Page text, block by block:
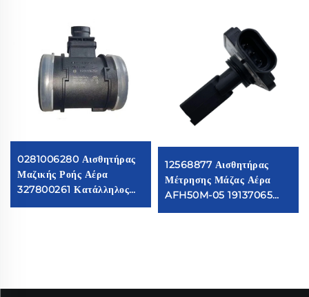
0281006280 Αισθητήρας
Μαζικής Ροής Αέρα
327800261 Κατάλληλος
για Faw Jiefang
12568877 Αισθητήρας
Μέτρησης Μάζας Αέρα
AFH50M-05 19137065
Κατάλληλος για Buick